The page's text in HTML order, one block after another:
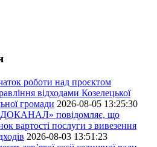
роботи над проєктом
відходами Козелецької
громади 2026-08-05 13:25:30
повідомляє, що
вартості послуги з вивезення
2026-08-03 13:51:23